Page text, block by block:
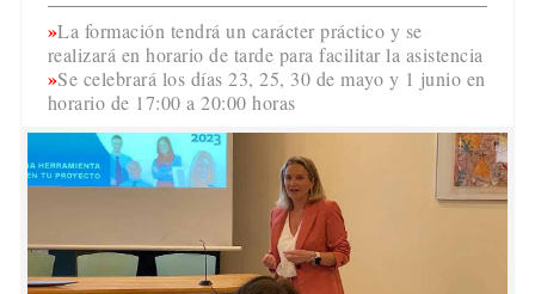
La formación tendrá un carácter práctico y se
realizará en horario de tarde para facilitar la asistencia
Se celebrará los días 23, 25, 30 de mayo y 1 junio en
horario de 17:00 a 20:00 horas